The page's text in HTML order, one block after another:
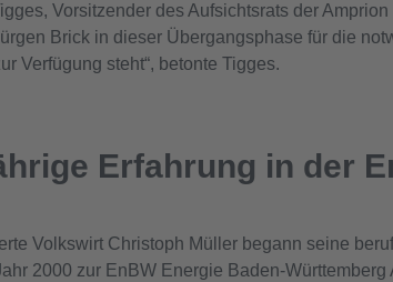
Vorsitzender des Aufsichtsrats der
Brick in dieser Übergangsphase für die
Verfügung steht“, betonte Tigges.
Erfahrung in der
Volkswirt Christoph Müller begann seine
2000 zur EnBW Energie Baden-